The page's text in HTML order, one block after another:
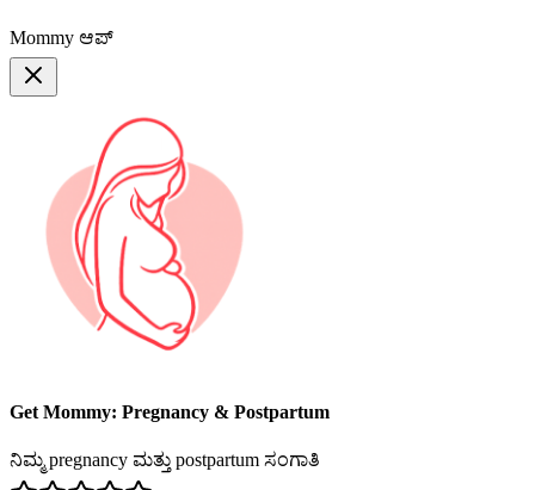
Mommy ಆಪ್
Get Mommy: Pregnancy & Postpartum
ನಿಮ್ಮ pregnancy ಮತ್ತು postpartum ಸಂಗಾತಿ